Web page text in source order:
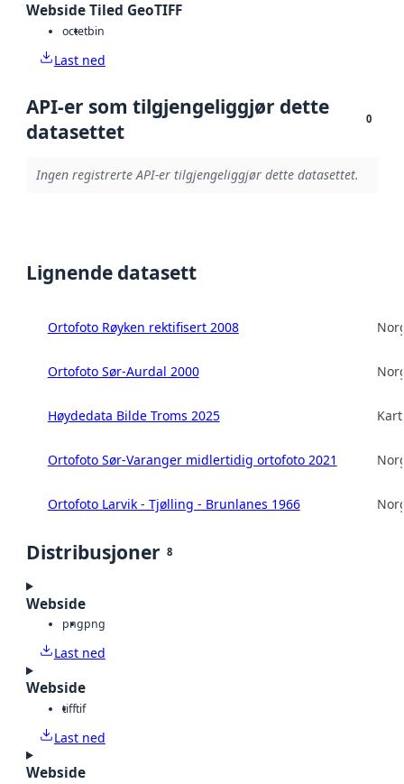
Webside Tiled GeoTIFF
octetbin
Last ned
API-er som tilgjengeliggjør dette
datasettet
0
Ingen registrerte API-er tilgjengeliggjør dette datasettet.
Lignende datasett
Ortofoto Røyken rektifisert 2008
Ortofoto Sør-Aurdal 2000
Høydedata Bilde Troms 2025
Ortofoto Sør-Varanger midlertidig ortofoto 2021
Ortofoto Larvik - Tjølling - Brunlanes 1966
Distribusjoner 8
Webside
pngpng
Last ned
Webside
tifftif
Last ned
Webside